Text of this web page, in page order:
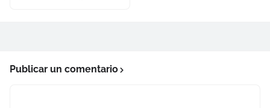
Publicar un comentario